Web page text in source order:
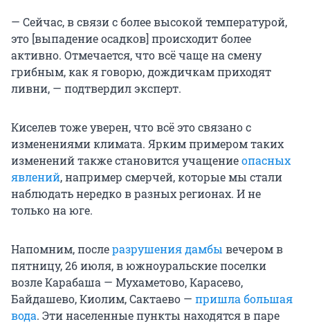
— Сейчас, в связи с более высокой температурой,
это [выпадение осадков] происходит более
активно. Отмечается, что всё чаще на смену
грибным, как я говорю, дождичкам приходят
ливни, — подтвердил эксперт.
Киселев тоже уверен, что всё это связано с
изменениями климата. Ярким примером таких
изменений также становится учащениеопасных
явлений, например смерчей, которые мы стали
наблюдать нередко в разных регионах. И не
только на юге.
Напомним, послеразрушения дамбы вечером в
пятницу, 26 июля, в южноуральские поселки
возле Карабаша — Мухаметово, Карасево,
Байдашево, Киолим, Сактаево — пришла большая
вода. Эти населенные пункты находятся в паре